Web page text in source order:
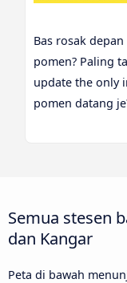
Bas rosak
pomen? Paling
update the only
pomen datang
Semua stesen
dan Kangar
Peta di bawah